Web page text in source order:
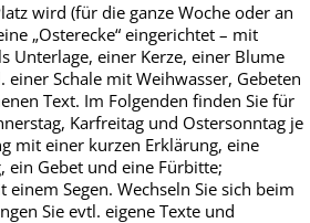
wird (für die ganze Woche oder an
„Osterecke“ eingerichtet – mit
Unterlage, einer Kerze, einer Blume
Schale mit Weihwasser, Gebeten
Text. Im Folgenden finden Sie für
Karfreitag und Ostersonntag je
mit einer kurzen Erklärung, eine
ein Gebet und eine Fürbitte;
Segen. Wechseln Sie sich beim
Sie evtl. eigene Texte und